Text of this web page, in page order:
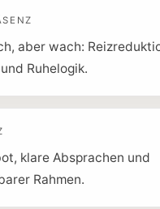
aber wach:
Ruhelogik.
klare Absprachen und
Rahmen.